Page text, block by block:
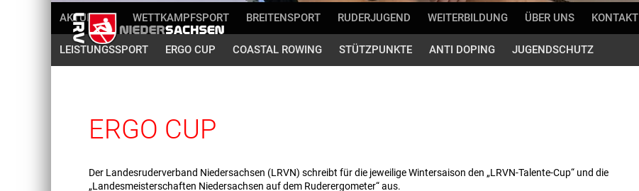
AKTUELLES WETTKAMPFSPORT BREITENSPORT RUDERJUGEND WEITERBILDUNG ÜBER UNS KONTAKT
LEISTUNGSSPORT ERGO CUP COASTAL ROWING STÜTZPUNKTE ANTI DOPING JUGENDSCHUTZ
ERGO CUP
Der Landesruderverband Niedersachsen (LRVN) schreibt für die jeweilige Wintersaison den „LRVN-Talente-Cup“ und die
„Landesmeisterschaften Niedersachsen auf dem Ruderergometer“ aus.